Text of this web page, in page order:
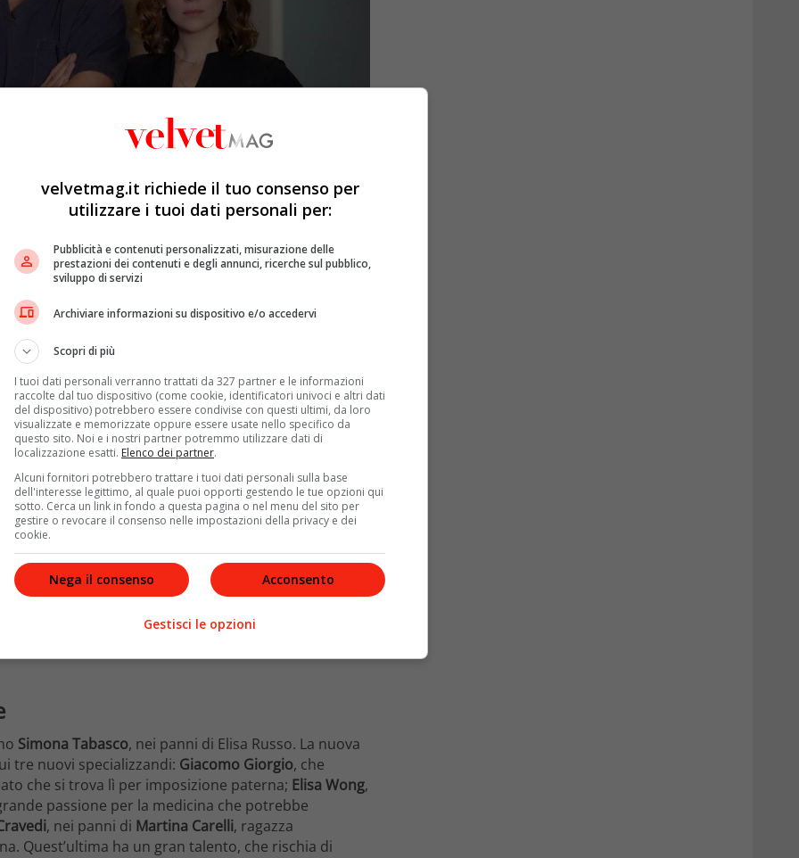
LAZZARO anticipazioni Doc – Nelle tue mani 3 – VelvetMag
del dottorAndrea Fanti(Luca Argentero), pronto a
dell’Ospedale Ambrosiano di Milano. Dopo
perdere gli ultimi dieci anni della sua vita, il
nuovamente: l’ex moglieAgnese Tiberi (Sara
Bonvegna(Pierpaolo Spollon).
Simona Tabasco, nei panni di Elisa Russo. La nuova
tre nuovi specializzandi: Giacomo Giorgio, che
che si trova lì per imposizione paterna; Elisa Wong,
passione per la medicina che potrebbe
, nei panni di Martina Carelli, ragazza
Quest’ultima ha un gran talento, che rischia di
velvetmag.it richiede il tuo consenso per
utilizzare i tuoi dati personali per:
Pubblicità e contenuti personalizzati, misurazione delle
prestazioni dei contenuti e degli annunci, ricerche sul pubblico,
sviluppo di servizi
Archiviare informazioni su dispositivo e/o accedervi
Scopri di più
I tuoi dati personali verranno trattati da 327 partner e le informazioni
raccolte dal tuo dispositivo (come cookie, identificatori univoci e altri dati
del dispositivo) potrebbero essere condivise con questi ultimi, da loro
visualizzate e memorizzate oppure essere usate nello specifico da
questo sito. Noi e i nostri partner potremmo utilizzare dati di
localizzazione esatti. Elenco dei partner.
Alcuni fornitori potrebbero trattare i tuoi dati personali sulla base
dell'interesse legittimo, al quale puoi opporti gestendo le tue opzioni qui
sotto. Cerca un link in fondo a questa pagina o nel menu del sito per
gestire o revocare il consenso nelle impostazioni della privacy e dei
cookie.
Acconsento
Nega il consenso
Gestisci le opzioni